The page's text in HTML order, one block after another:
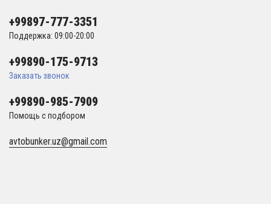
+99897-777-3351
Поддержка: 09:00-20:00
+99890-175-9713
Заказать звонок
+99890-985-7909
Помощь с подбором
avtobunker.uz@gmail.com